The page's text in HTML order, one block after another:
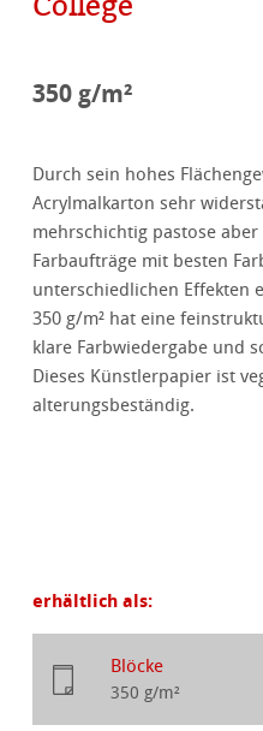
350 g/m²
Durch sein hohes
Acrylmalkarton sehr
mehrschichtig pastose
Farbaufträge mit besten
unterschiedlichen Effekten
350 g/m² hat eine
klare Farbwiedergabe und
Dieses Künstlerpapier ist
alterungsbeständig.
erhältlich als:
Blöcke
350 g/m²